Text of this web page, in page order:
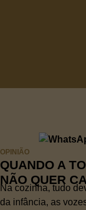
OPINIÃO
QUANDO A
NÃO QUER
Na cozinha, tudo
da infância, as